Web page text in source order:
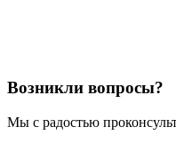
Возникли вопросы?
Мы с радостью